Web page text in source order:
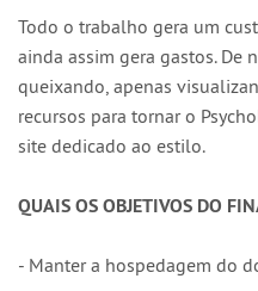
Todo o trabalho gera um
ainda assim gera gastos. De
queixando, apenas
recursos para tornar o
site dedicado ao estilo.
QUAIS OS OBJETIVOS DO
- Manter a hospedagem do